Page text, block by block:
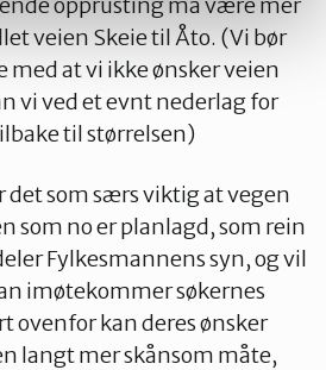
veien Skeie til Åto. (Vi bør
at vi ikke ønsker veien
vi ved et evnt nederlag for
til størrelsen)
det som særs viktig at vegen
som no er planlagd, som rein
Fylkesmannens syn, og vil
imøtekommer søkernes
ovenfor kan deres ønsker
langt mer skånsom måte,